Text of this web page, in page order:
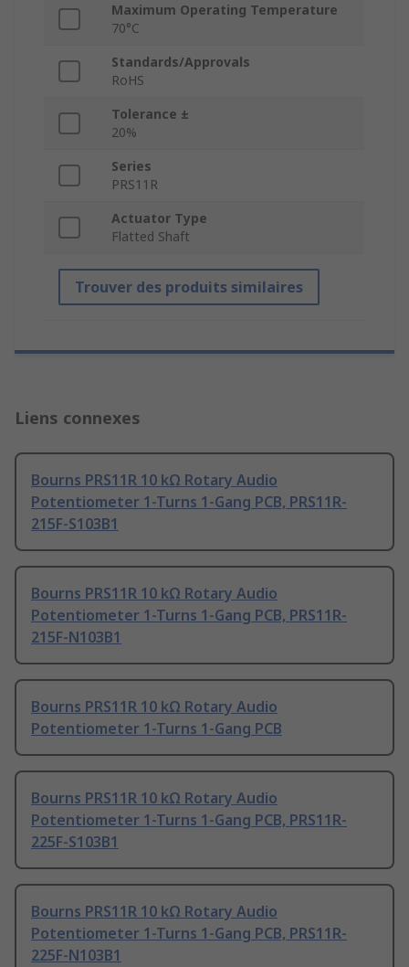
Maximum Operating Temperature
70°C
Standards/Approvals
RoHS
Tolerance ±
20%
Series
PRS11R
Actuator Type
Flatted Shaft
Trouver des produits similaires
Liens connexes
Bourns PRS11R 10 kΩ Rotary Audio
Potentiometer 1-Turns 1-Gang PCB, PRS11R-
215F-S103B1
Bourns PRS11R 10 kΩ Rotary Audio
Potentiometer 1-Turns 1-Gang PCB, PRS11R-
215F-N103B1
Bourns PRS11R 10 kΩ Rotary Audio
Potentiometer 1-Turns 1-Gang PCB
Bourns PRS11R 10 kΩ Rotary Audio
Potentiometer 1-Turns 1-Gang PCB, PRS11R-
225F-S103B1
Bourns PRS11R 10 kΩ Rotary Audio
Potentiometer 1-Turns 1-Gang PCB, PRS11R-
225F-N103B1